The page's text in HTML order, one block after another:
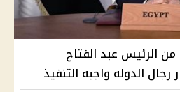
الرئيس عبد الفتاح
الدوله واجبه التنفيذ